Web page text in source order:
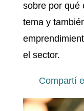
sobre por qué
tema y
el sector.
Compartí